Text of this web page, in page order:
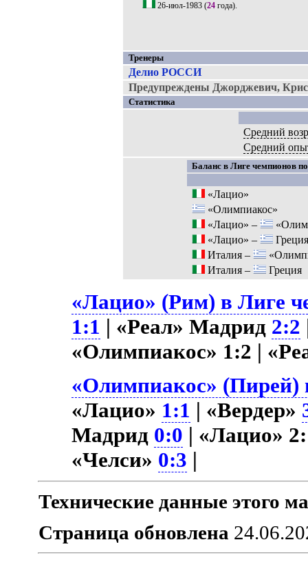
26-июл-1983(24года).
Тренеры
Делио РОССИ
Предупреждены Джорджевич,
Статистика
Средний
Средний
Баланс в Лиге чемпионов
«Лацио»
«Олимпиакос»
«Лацио» –
«Лацио» –
Италия –
Италия –
Греция
«Лацио» (Рим) в Лиге
1:1 | «Реал» Мадрид 2:2
«Олимпиакос» 1:2 |
«Олимпиакос» (Пирей)
«Лацио» 1:1 | «Вердер»
Мадрид 0:0 | «Лацио»
«Челси» 0:3 |
Технические данные этого
Страница обновлена